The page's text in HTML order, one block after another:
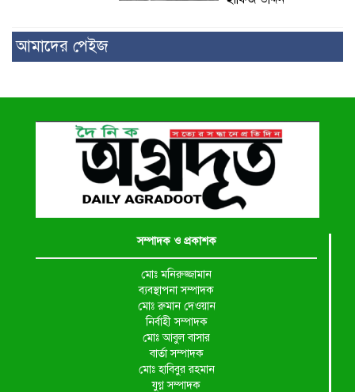
আমাদের পেইজ
সম্পাদক ও প্রকাশক
মোঃ মনিরুজ্জামান
ব্যবস্থাপনা সম্পাদক
মোঃ রুমান দেওয়ান
নির্বাহী সম্পাদক
মোঃ আবুল বাসার
বার্তা সম্পাদক
মোঃ হাবিবুর রহমান
যুগ্ন সম্পাদক